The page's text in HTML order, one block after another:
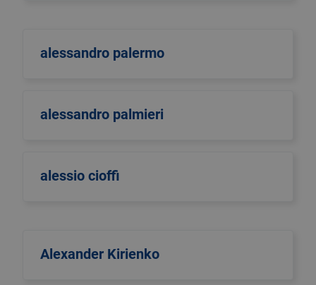
alessandro palermo
alessandro palmieri
alessio cioffi
Alexander Kirienko